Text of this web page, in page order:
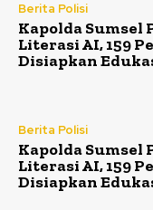
Berita Polisi
Kapolda Sumsel
Literasi AI, 159
Disiapkan
Berita Polisi
Kapolda Sumsel
Literasi AI, 159
Disiapkan